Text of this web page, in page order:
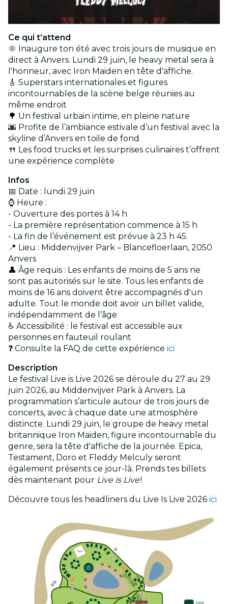
Ce qui t’attend
🌞 Inaugure ton été avec trois jours de musique en
direct à Anvers. Lundi 29 juin, le heavy metal sera à
l'honneur, avec Iron Maiden en tête d'affiche.
🎸 Superstars internationales et figures
incontournables de la scène belge réunies au
même endroit
🌳 Un festival urbain intime, en pleine nature
🌆 Profite de l’ambiance estivale d’un festival avec la
skyline d’Anvers en toile de fond
🍴 Les food trucks et les surprises culinaires t’offrent
une expérience complète
Infos
📅 Date : lundi 29 juin
⌚ Heure :
- Ouverture des portes à 14 h
- La première représentation commence à 15 h
- La fin de l’événement est prévue à 23 h 45.
📍 Lieu : Middenvijver Park – Blancefloerlaan, 2050
Anvers
👤 Âge requis : Les enfants de moins de 5 ans ne
sont pas autorisés sur le site. Tous les enfants de
moins de 16 ans doivent être accompagnés d'un
adulte. Tout le monde doit avoir un billet valide,
indépendamment de l’âge
♿ Accessibilité : le festival est accessible aux
personnes en fauteuil roulant
❓ Consulte la FAQ de cette expérience ici
Description
Le festival Live is Live 2026 se déroule du 27 au 29
juin 2026, au Middenvijver Park à Anvers. La
programmation s’articule autour de trois jours de
concerts, avec à chaque date une atmosphère
distincte. Lundi 29 juin, le groupe de heavy metal
britannique Iron Maiden, figure incontournable du
genre, sera la tête d'affiche de la journée. Epica,
Testament, Doro et Fleddy Melculy seront
également présents ce jour-là. Prends tes billets
dès maintenant pour Live is Live!
Découvre tous les headliners du Live Is Live 2026 ici